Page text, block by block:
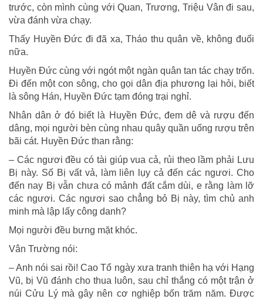
trước, còn mình cùng với Quan, Trương, Triệu Vân đi sau,
vừa đánh vừa chạy.
Thấy Huyền Đức đi đã xa, Tháo thu quân về, không đuổi
nữa.
Huyền Đức cùng với ngót một ngàn quân tan tác chạy trốn.
Đi đến một con sông, cho gọi dân địa phương lại hỏi, biết
là sông Hán, Huyền Đức tạm đóng trại nghỉ.
Nhân dân ở đó biết là Huyền Đức, đem dê và rượu đến
dâng, mọi người bèn cùng nhau quây quần uống rượu trên
bãi cát. Huyền Đức than rằng:
– Các ngươi đều có tài giúp vua cả, rủi theo lầm phải Lưu
Bị này. Số Bị vất vả, làm liên lụy cả đến các ngươi. Cho
đến nay Bị vẫn chưa có mảnh đất cắm dùi, e rằng làm lỡ
các ngươi. Các ngươi sao chẳng bỏ Bị này, tìm chủ anh
minh mà lập lấy công danh?
Mọi người đều bưng mặt khóc.
Vân Trường nói:
– Anh nói sai rồi! Cao Tổ ngày xưa tranh thiên hạ với Hạng
Vũ, bị Vũ đánh cho thua luôn, sau chỉ thắng có một trận ở
núi Cửu Lý mà gây nên cơ nghiệp bốn trăm năm. Được